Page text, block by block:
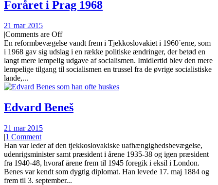
Foråret i Prag 1968
21 mar 2015
|Comments are Off
En reformbevægelse vandt frem i Tjekkoslovakiet i 1960´erne, som
i 1968 gav sig udslag i en række politiske ændringer, der betød en
langt mere lempelig udgave af socialismen. Imidlertid blev den mere
lempelige tilgang til socialismen en trussel fra de øvrige socialistiske
lande,...
Edvard Beneš
21 mar 2015
|1 Comment
Han var leder af den tjekkoslovakiske uafhængighedsbevægelse,
udenrigsminister samt præsident i årene 1935-38 og igen præsident
fra 1940-48, hvoraf årene frem til 1945 foregik i eksil i London.
Benes var kendt som dygtig diplomat. Han levede 17. maj 1884 og
frem til 3. september...